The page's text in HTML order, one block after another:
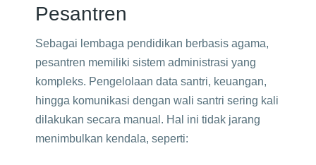
Pesantren
Sebagai lembaga pendidikan berbasis agama,
pesantren memiliki sistem administrasi yang
kompleks. Pengelolaan data santri, keuangan,
hingga komunikasi dengan wali santri sering kali
dilakukan secara manual. Hal ini tidak jarang
menimbulkan kendala, seperti: